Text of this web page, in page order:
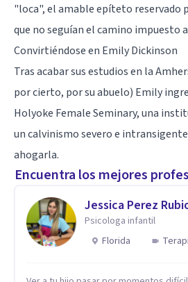
"loca", el amable epíteto reservado
que no seguían el camino impuesto a
Convirtiéndose en Emily Dickinson
Tras acabar sus estudios en la
por cierto, por su abuelo) Emily
Holyoke Female Seminary, una
un calvinismo severo e
ahogarla.
Encuentra los mejores
Jessica Perez
Psicologa infantil
Florida